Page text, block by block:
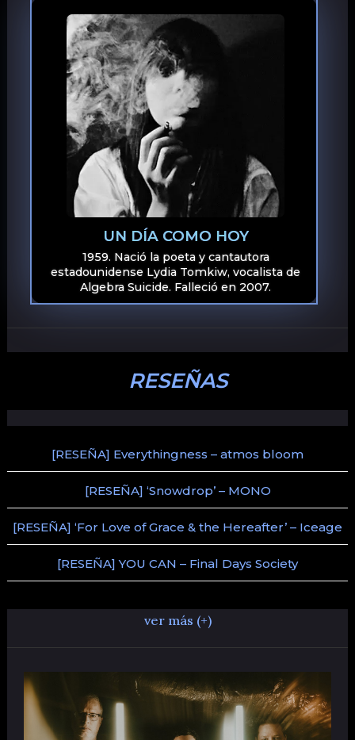
UN DÍA COMO HOY
1959. Nació la poeta y cantautora
estadounidense Lydia Tomkiw, vocalista de
Algebra Suicide. Falleció en 2007.
RESEÑAS
[RESEÑA] Everythingness – atmos bloom
[RESEÑA] ‘Snowdrop’ – MONO
[RESEÑA] ‘For Love of Grace & the Hereafter’ – Iceage
[RESEÑA] YOU CAN – Final Days Society
ver más (+)